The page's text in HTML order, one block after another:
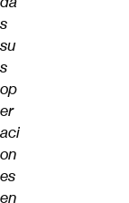
s
su
s
op
er
aci
on
es
en